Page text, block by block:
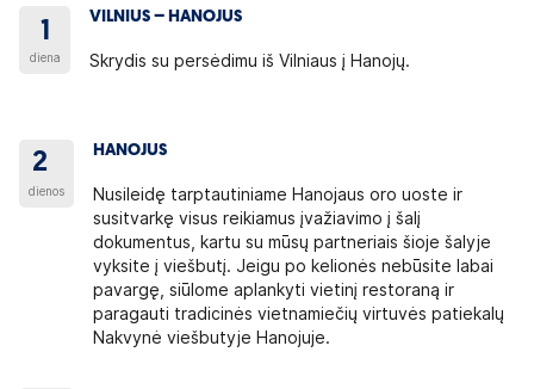
1
diena
VILNIUS – HANOJUS
Skrydis su persėdimu iš Vilniaus į Hanojų.
2
dienos
HANOJUS
Nusileidę tarptautiniame Hanojaus oro uoste ir
susitvarkę visus reikiamus įvažiavimo į šalį
dokumentus, kartu su mūsų partneriais šioje šalyje
vyksite į viešbutį. Jeigu po kelionės nebūsite labai
pavargę, siūlome aplankyti vietinį restoraną ir
paragauti tradicinės vietnamiečių virtuvės patiekalų
Nakvynė viešbutyje Hanojuje.